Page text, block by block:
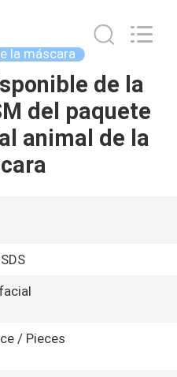
la máscara
de la
del paquete
animal de la
/ Pieces